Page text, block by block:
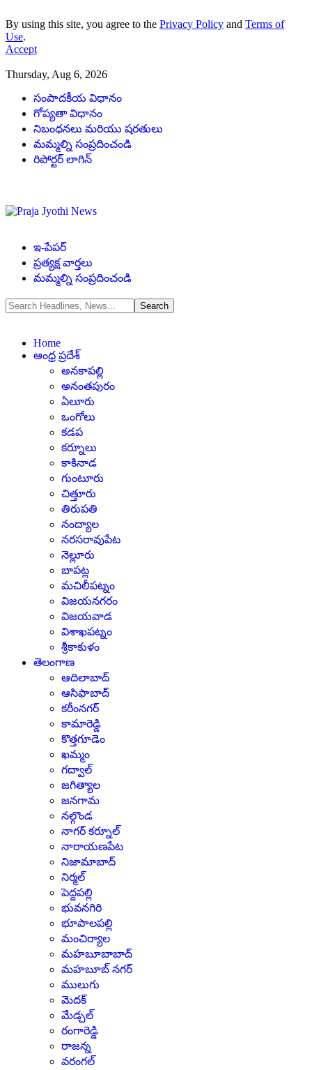
By using this site, you agree to the Privacy Policy and Terms of
Use.
Accept
Thursday, Aug 6, 2026
సంపాదకీయ విధానం
గోప్యతా విధానం
నిబంధనలు మరియు షరతులు
మమ్మల్ని సంప్రదించండి
రిపోర్టర్ లాగిన్
ఇ-పేపర్
ప్రత్యక్ష వార్తలు
మమ్మల్ని సంప్రదించండి
Home
ఆంధ్ర ప్రదేశ్
అనకాపల్లి
అనంతపురం
ఏలూరు
ఒంగోలు
కడప
కర్నూలు
కాకినాడ
గుంటూరు
చిత్తూరు
తిరుపతి
నంద్యాల
నరసరావుపేట
నెల్లూరు
బాపట్ల
మచిలీపట్నం
విజయనగరం
విజయవాడ
విశాఖపట్నం
శ్రీకాకుళం
తెలంగాణ
ఆదిలాబాద్
ఆసిఫాబాద్
కరీంనగర్
కామారెడ్డి
కొత్తగూడెం
ఖమ్మం
గద్వాల్
జగిత్యాల
జనగామ
నల్గొండ
నాగర్ కర్నూల్
నారాయణపేట
నిజామాబాద్
నిర్మల్
పెద్దపల్లి
భువనగిరి
భూపాలపల్లి
మంచిర్యాల
మహబూబాబాద్
మహబూబ్ నగర్
ములుగు
మెదక్
మేడ్చల్
రంగారెడ్డి
రాజన్న
వరంగల్